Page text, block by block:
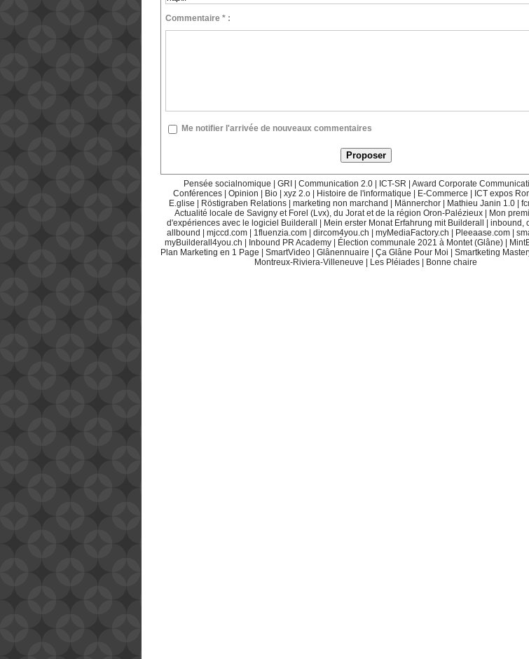
Commentaire * :
Me notifier l'arrivée de nouveaux commentaires
Pensée socialnomique GRI Communication 2.0 ICT-SR Award Corporate
Conférences
Opinion Bio xyz 2.o Histoire de l'informatique E-Commerce ICT expos
E.glise
Röstigraben Relations marketing non marchand Männerchor Mathieu Janin 1.0
Actualité locale de Savigny et Forel (Lvx), du Jorat et de la région Oron-Palézieux
Mon
d'expériences avec le logiciel Builderall
Mein erster Monat Erfahrung mit Builderall
inbound,
allbound
mjccd.com 1fluenzia.com dircom4you.ch myMediaFactory.ch Pleeaase.com
myBuilderall4you.ch
Inbound PR Academy Élection communale 2021 à Montet (Glâne)
Plan Marketing en 1 Page
SmartVideo Glânennuaire Ça Glâne Pour Moi Smartketing
Montreux-Riviera-Villeneuve
Les Pléiades Bonne chaire